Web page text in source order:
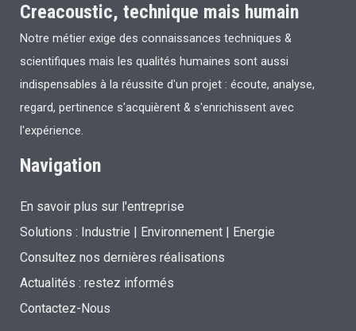
Creacoustic, technique mais humain
Notre métier exige des connaissances techniques &
scientifiques mais les qualités humaines sont aussi
indispensables à la réussite d'un projet : écoute, analyse,
regard, pertinence s'acquièrent & s'enrichissent avec
l'expérience.
Navigation
En savoir plus sur l'entreprise
Solutions : Industrie Environnement
Energie
Consultez nos dernières réalisations
Actualités : restez informés
Contactez-Nous